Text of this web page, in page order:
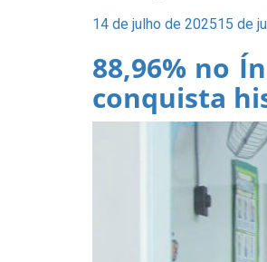
Posted
14 de julho de 202515 de
88,96% no
conquista